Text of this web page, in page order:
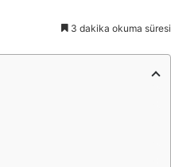
3 dakika okuma süresi